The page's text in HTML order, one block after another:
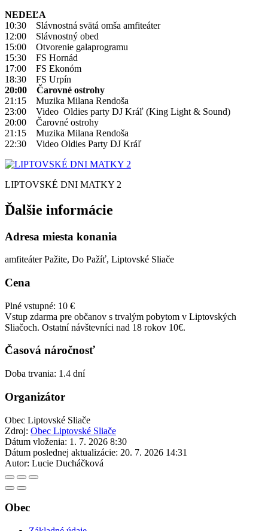
NEDEĽA
10:30 Slávnostná svätá omša amfiteáter
12:00 Slávnostný obed
15:00 Otvorenie galaprogramu
15:30 FS Hornád
17:00 FS Ekonóm
18:30 FS Urpín
20:00 Čarovné ostrohy
21:15 Muzika Milana Rendoša
23:00 Video Oldies party DJ Kráľ (King Light & Sound)
20:00 Čarovné ostrohy
21:15 Muzika Milana Rendoša
22:30 Video Oldies Party DJ Kráľ
LIPTOVSKÉ DNI MATKY 2
Ďalšie informácie
Adresa miesta konania
amfiteáter Pažite, Do Pažíť, Liptovské Sliače
Cena
Plné vstupné: 10 €
Vstup zdarma pre občanov s trvalým pobytom v Liptovských
Sliačoch. Ostatní návštevníci nad 18 rokov 10€.
Časová náročnosť
Doba trvania: 1.4 dní
Organizátor
Obec Liptovské Sliače
Zdroj: Obec Liptovské Sliače
Dátum vloženia: 1. 7. 2026 8:30
Dátum poslednej aktualizácie: 20. 7. 2026 14:31
Autor: Lucie Ducháčková
Obec